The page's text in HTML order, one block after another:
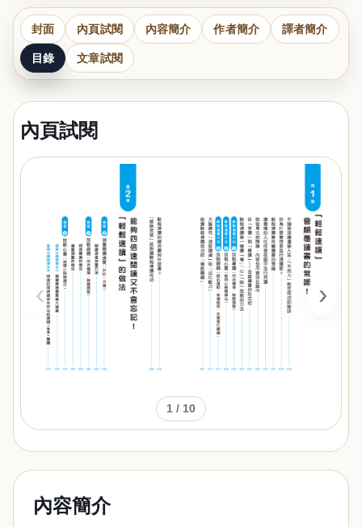
封面 內頁試閱 內容簡介 作者簡介 譯者簡介
目錄 文章試閱
內頁試閱
‹ ›
1 / 10
內容簡介